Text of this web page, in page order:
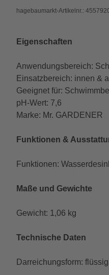
hagebaumarkt-Artikelnr.:
Eigenschaften
Anwendungsbereich:
Einsatzbereich: innen &
Geeignet für:
pH-Wert: 7,6
Marke: Mr. GARDENER
Funktionen &
Funktionen:
Maße und Gewichte
Gewicht: 1,06 kg
Technische Daten
Darreichungsform: flüssig